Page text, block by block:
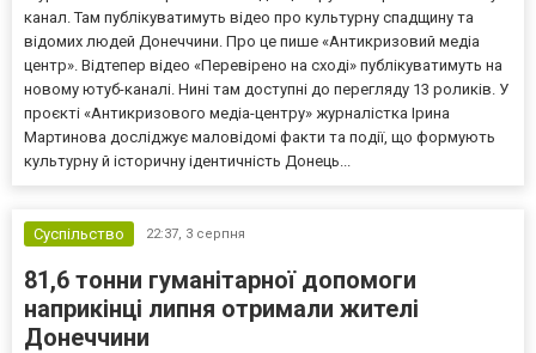
канал. Там публікуватимуть відео про культурну спадщину та
відомих людей Донеччини. Про це пише «Антикризовий медіа
центр». Відтепер відео «Перевірено на сході» публікуватимуть на
новому ютуб-каналі. Нині там доступні до перегляду 13 роликів. У
проєкті «Антикризового медіа-центру» журналістка Ірина
Мартинова досліджує маловідомі факти та події, що формують
культурну й історичну ідентичність Донець...
Суспільство 22:37, 3 серпня
81,6 тонни гуманітарної допомоги
наприкінці липня отримали жителі
Донеччини